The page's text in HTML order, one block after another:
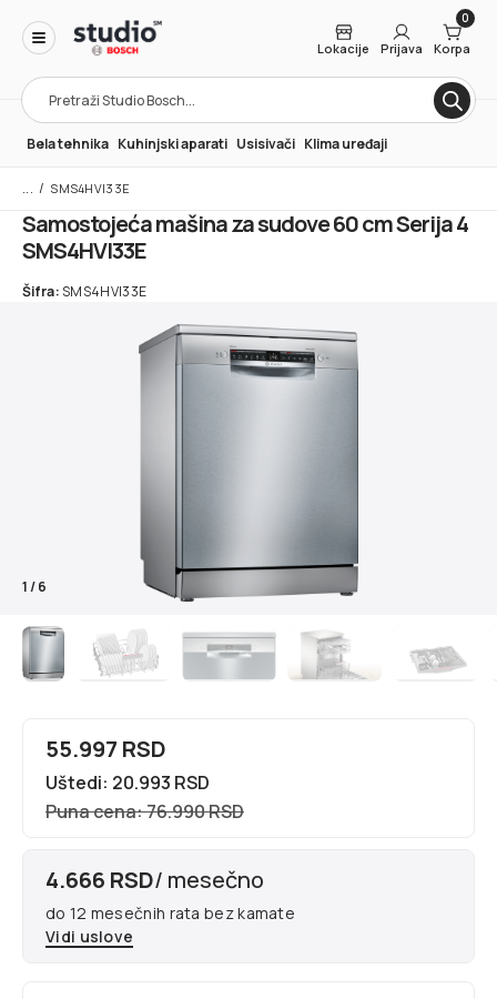
Products
search
Lokacije Prijava
0
Korpa
Bela tehnika Kuhinjski aparati Usisivači Klima uređaji
/ SMS4HVI33E
Samostojeća mašina za sudove 60 cm Serija 4
SMS4HVI33E
Šifra:SMS4HVI33E
1/6
55.997 RSD
Uštedi: 20.993 RSD
Puna cena: 76.990 RSD
4.666 RSD/ mesečno
do 12 mesečnih rata bez kamate
Vidi uslove